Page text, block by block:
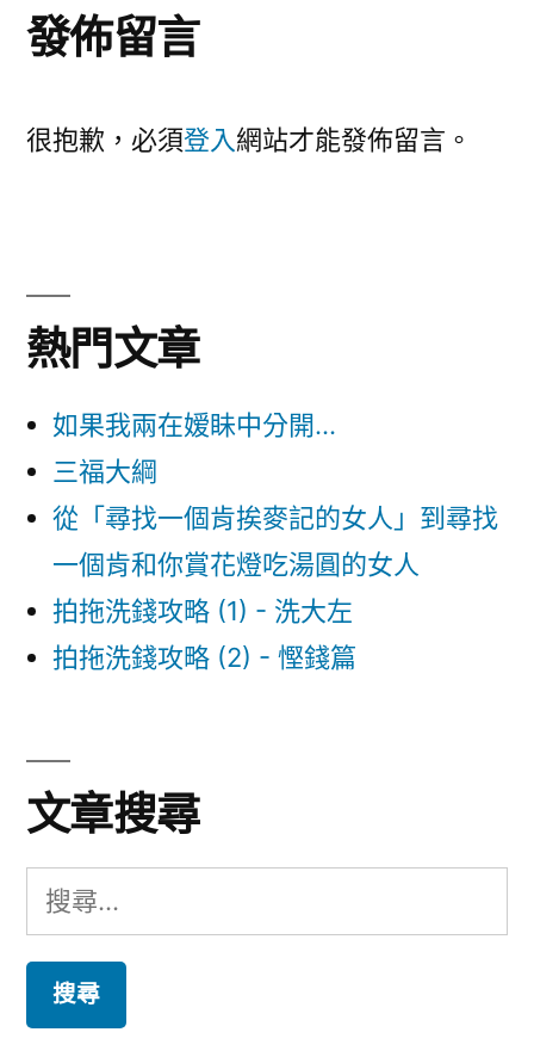
發佈留言
很抱歉，必須登入網站才能發佈留言。
熱門文章
如果我兩在嫒眛中分開...
三福大綱
從「尋找一個肯挨麥記的女人」到尋找
一個肯和你賞花燈吃湯圓的女人
拍拖洗錢攻略 (1) - 洗大左
拍拖洗錢攻略 (2) - 慳錢篇
文章搜尋
搜
尋
鍵